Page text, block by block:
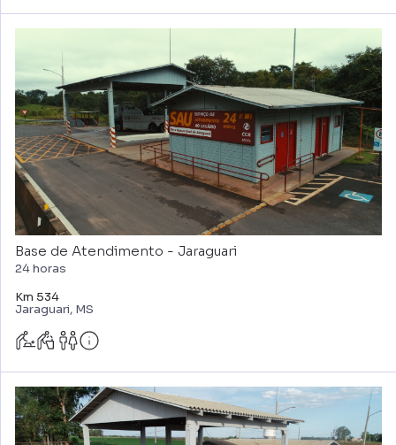
Base de Atendimento - Jaraguari
24 horas
Km 534
Jaraguari, MS